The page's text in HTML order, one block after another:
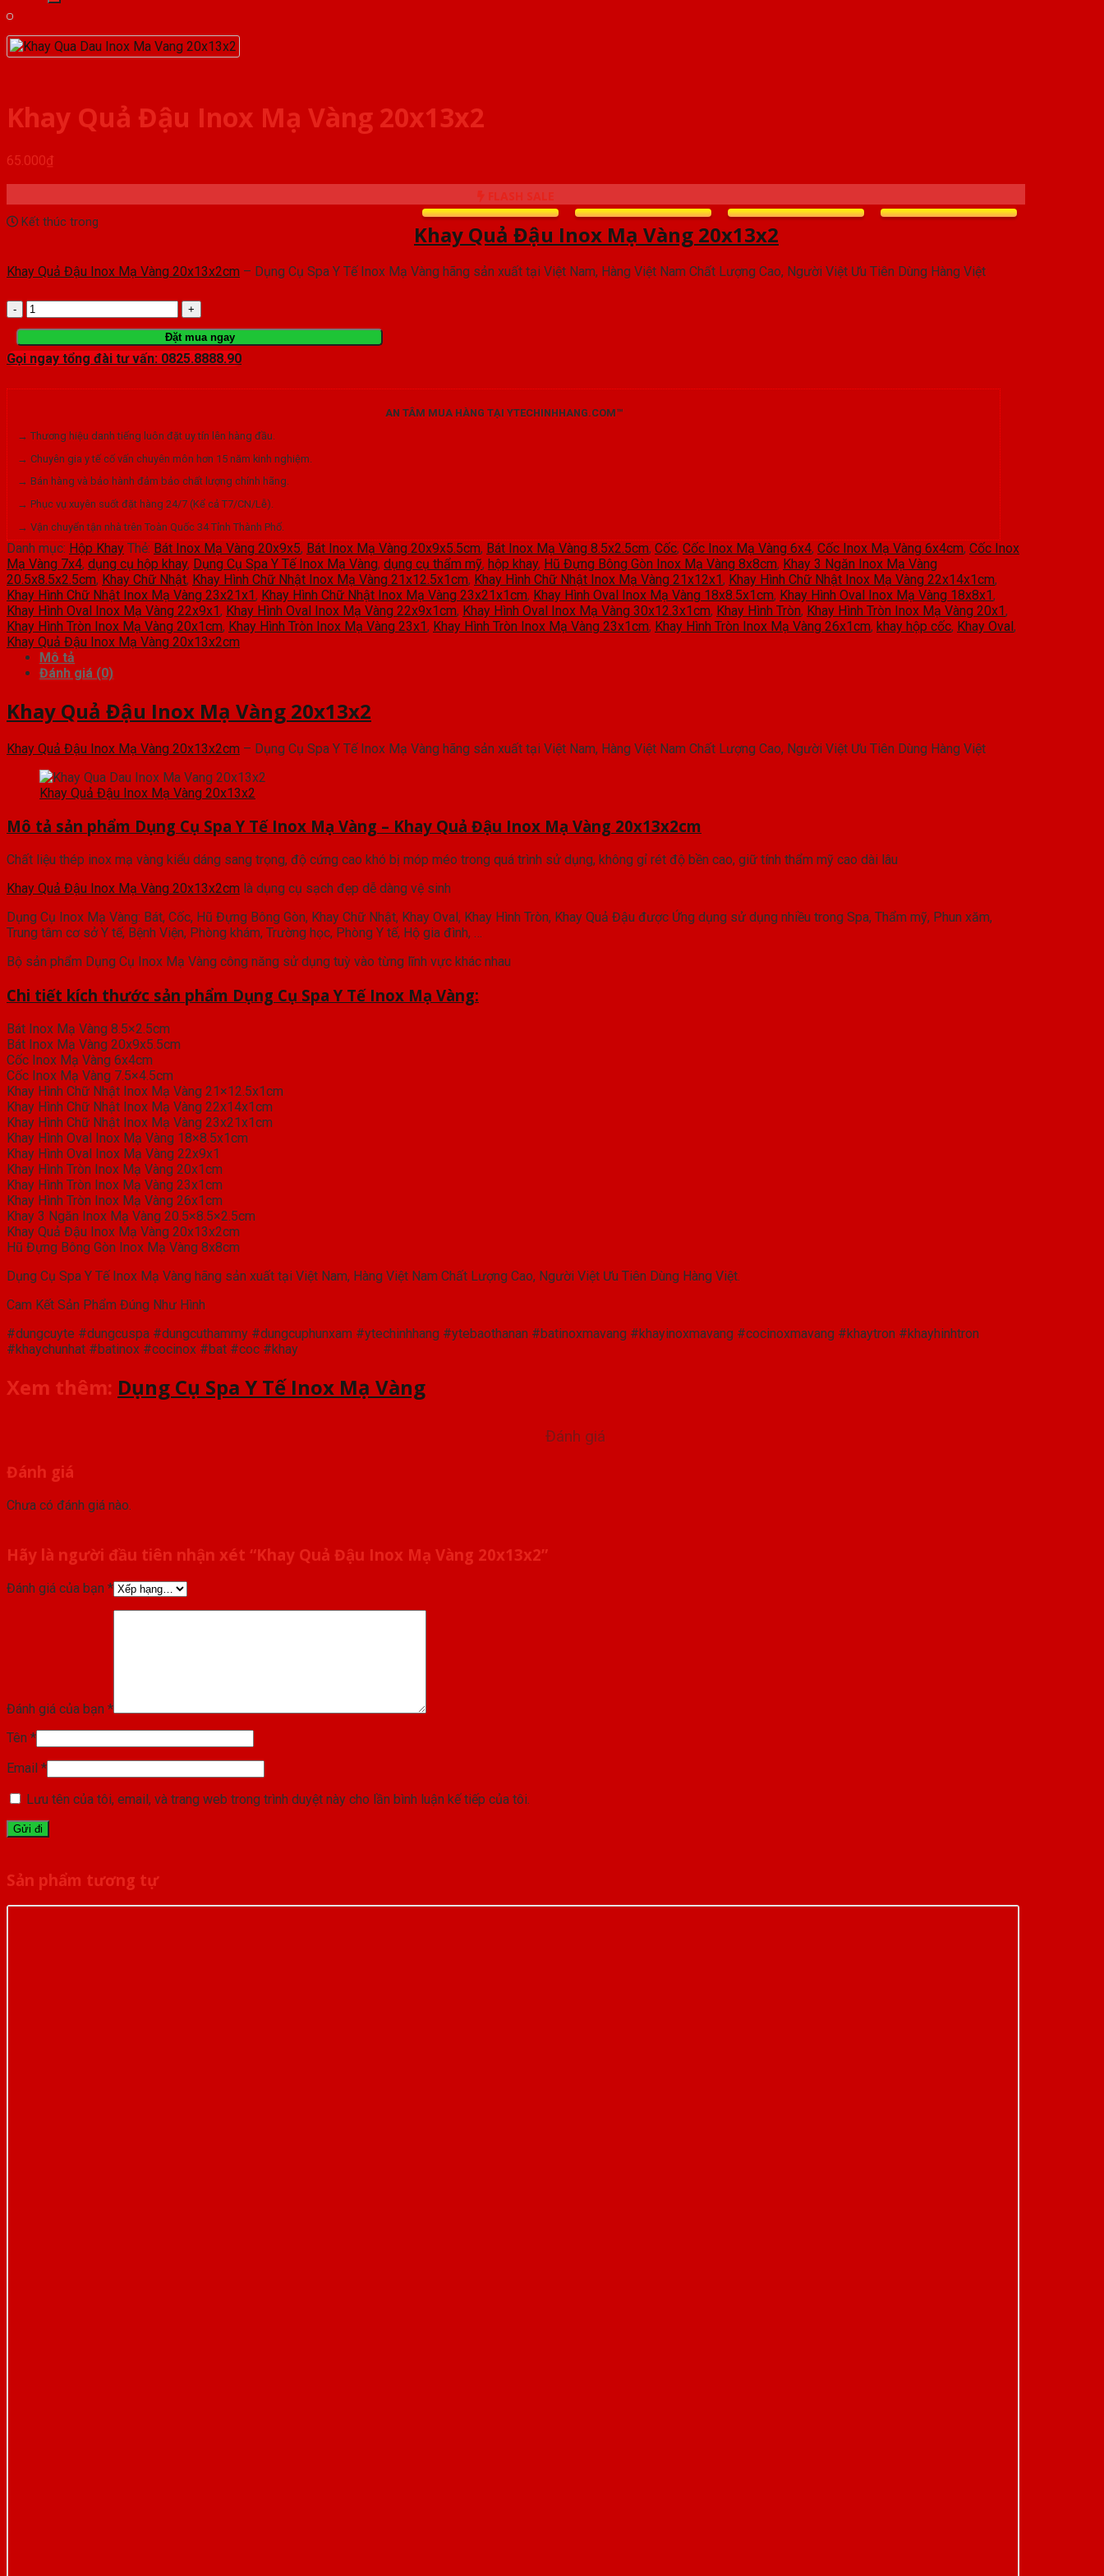
Khay Quả Đậu Inox Mạ Vàng 20x13x2
65.000₫
FLASH SALE
Kết thúc trong Khay Quả Đậu Inox Mạ Vàng 20x13x2
Khay Quả Đậu Inox Mạ Vàng 20x13x2cm – Dụng Cụ Spa Y Tế Inox Mạ Vàng hãng sản xuất tại Việt Nam, Hàng Việt Nam Chất Lượng Cao, Người Việt Ưu Tiên Dùng Hàng Việt
Khay
Quả
Đậu
Inox
20x13x2
số
lượng
Đặt mua ngay
Gọi ngay tổng đài tư vấn: 0825.8888.90
AN TÂM MUA HÀNG TẠI YTECHINHHANG.COM™
→ Thương hiệu danh tiếng luôn đặt uy tín lên hàng đầu.
→ Chuyên gia y tế cố vấn chuyên môn hơn 15 năm kinh nghiệm.
→ Bán hàng và bảo hành đảm bảo chất lượng chính hãng.
→ Phục vụ xuyên suốt đặt hàng 24/7 (Kể cả T7/CN/Lễ).
→ Vận chuyển tận nhà trên Toàn Quốc 34 Tỉnh Thành Phố.
Danh mục: Hộp Khay Thẻ: Bát Inox Mạ Vàng 20x9x5, Bát Inox Mạ Vàng 20x9x5.5cm, Bát Inox Mạ Vàng 8.5x2.5cm, Cốc, Cốc Inox Mạ Vàng 6x4, Cốc Inox Mạ Vàng 6x4cm, Cốc Inox
Mạ Vàng 7x4, dụng cụ hộp khay, Dụng Cụ Spa Y Tế Inox Mạ Vàng, dụng cụ thẩm mỹ, hộp khay, Hũ Đựng Bông Gòn Inox Mạ Vàng 8x8cm, Khay 3 Ngăn Inox Mạ Vàng
20.5x8.5x2.5cm, Khay Chữ Nhật, Khay Hình Chữ Nhật Inox Mạ Vàng 21x12.5x1cm, Khay Hình Chữ Nhật Inox Mạ Vàng 21x12x1, Khay Hình Chữ Nhật Inox Mạ Vàng 22x14x1cm,
Khay Hình Chữ Nhật Inox Mạ Vàng 23x21x1, Khay Hình Chữ Nhật Inox Mạ Vàng 23x21x1cm, Khay Hình Oval Inox Mạ Vàng 18x8.5x1cm, Khay Hình Oval Inox Mạ Vàng 18x8x1,
Khay Hình Oval Inox Mạ Vàng 22x9x1, Khay Hình Oval Inox Mạ Vàng 22x9x1cm, Khay Hình Oval Inox Mạ Vàng 30x12.3x1cm, Khay Hình Tròn, Khay Hình Tròn Inox Mạ Vàng 20x1,
Khay Hình Tròn Inox Mạ Vàng 20x1cm, Khay Hình Tròn Inox Mạ Vàng 23x1, Khay Hình Tròn Inox Mạ Vàng 23x1cm, Khay Hình Tròn Inox Mạ Vàng 26x1cm, khay hộp cốc, Khay Oval,
Khay Quả Đậu Inox Mạ Vàng 20x13x2cm
Mô tả
Đánh giá (0)
Khay Quả Đậu Inox Mạ Vàng 20x13x2
Khay Quả Đậu Inox Mạ Vàng 20x13x2cm – Dụng Cụ Spa Y Tế Inox Mạ Vàng hãng sản xuất tại Việt Nam, Hàng Việt Nam Chất Lượng Cao, Người Việt Ưu Tiên Dùng Hàng Việt
Khay Quả Đậu Inox Mạ Vàng 20x13x2
Mô tả sản phẩm Dụng Cụ Spa Y Tế Inox Mạ Vàng – Khay Quả Đậu Inox Mạ Vàng 20x13x2cm
Chất liệu thép inox mạ vàng kiểu dáng sang trọng, độ cứng cao khó bị móp méo trong quá trình sử dụng, không gỉ rét độ bền cao, giữ tính thẩm mỹ cao dài lâu
Khay Quả Đậu Inox Mạ Vàng 20x13x2cm là dụng cụ sạch đẹp dễ dàng vệ sinh
Dụng Cụ Inox Mạ Vàng: Bát, Cốc, Hũ Đựng Bông Gòn, Khay Chữ Nhật, Khay Oval, Khay Hình Tròn, Khay Quả Đậu được Ứng dụng sử dụng nhiều trong Spa, Thẩm mỹ, Phun xăm,
Trung tâm cơ sở Y tế, Bệnh Viện, Phòng khám, Trường học, Phòng Y tế, Hộ gia đình, …
Bộ sản phẩm Dụng Cụ Inox Mạ Vàng công năng sử dụng tuỳ vào từng lĩnh vực khác nhau
Chi tiết kích thước sản phẩm Dụng Cụ Spa Y Tế Inox Mạ Vàng:
Bát Inox Mạ Vàng 8.5×2.5cm
Bát Inox Mạ Vàng 20x9x5.5cm
Cốc Inox Mạ Vàng 6x4cm
Cốc Inox Mạ Vàng 7.5×4.5cm
Khay Hình Chữ Nhật Inox Mạ Vàng 21×12.5x1cm
Khay Hình Chữ Nhật Inox Mạ Vàng 22x14x1cm
Khay Hình Chữ Nhật Inox Mạ Vàng 23x21x1cm
Khay Hình Oval Inox Mạ Vàng 18×8.5x1cm
Khay Hình Oval Inox Mạ Vàng 22x9x1
Khay Hình Tròn Inox Mạ Vàng 20x1cm
Khay Hình Tròn Inox Mạ Vàng 23x1cm
Khay Hình Tròn Inox Mạ Vàng 26x1cm
Khay 3 Ngăn Inox Mạ Vàng 20.5×8.5×2.5cm
Khay Quả Đậu Inox Mạ Vàng 20x13x2cm
Hũ Đựng Bông Gòn Inox Mạ Vàng 8x8cm
Dụng Cụ Spa Y Tế Inox Mạ Vàng hãng sản xuất tại Việt Nam, Hàng Việt Nam Chất Lượng Cao, Người Việt Ưu Tiên Dùng Hàng Việt.
Cam Kết Sản Phẩm Đúng Như Hình
#dungcuyte #dungcuspa #dungcuthammy #dungcuphunxam #ytechinhhang #ytebaothanan #batinoxmavang #khayinoxmavang #cocinoxmavang #khaytron #khayhinhtron
#khaychunhat #batinox #cocinox #bat #coc #khay
Xem thêm: Dụng Cụ Spa Y Tế Inox Mạ Vàng
Đánh giá
Đánh giá
Chưa có đánh giá nào.
Hãy là người đầu tiên nhận xét “Khay Quả Đậu Inox Mạ Vàng 20x13x2”
Đánh giá của bạn *
Đánh giá của bạn *
Tên *
Email *
Lưu tên của tôi, email, và trang web trong trình duyệt này cho lần bình luận kế tiếp của tôi.
Sản phẩm tương tự